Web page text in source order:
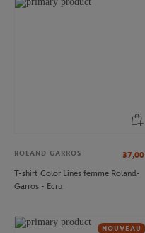
ROLAND GARROS 37,00
T-shirt Color Lines femme Roland-
Garros - Ecru
NOUVEAU